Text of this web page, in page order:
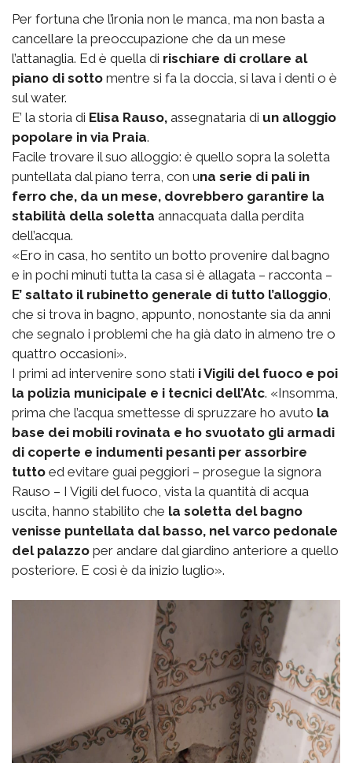
Per fortuna che l’ironia non le manca, ma non basta a
cancellare la preoccupazione che da un mese
l’attanaglia. Ed è quella di rischiare di crollare al
piano di sotto mentre si fa la doccia, si lava i denti o è
sul water.
E’ la storia di Elisa Rauso, assegnataria di un alloggio
popolare in via Praia.
Facile trovare il suo alloggio: è quello sopra la soletta
puntellata dal piano terra, con una serie di pali in
ferro che, da un mese, dovrebbero garantire la
stabilità della soletta annacquata dalla perdita
dell’acqua.
«Ero in casa, ho sentito un botto provenire dal bagno
e in pochi minuti tutta la casa si è allagata – racconta –
E’ saltato il rubinetto generale di tutto l’alloggio
che si trova in bagno, appunto, nonostante sia da anni
che segnalo i problemi che ha già dato in almeno tre o
quattro occasioni».
I primi ad intervenire sono stati i Vigili del fuoco e poi
la polizia municipale e i tecnici dell’Atc. «Insomma,
prima che l’acqua smettesse di spruzzare ho avuto la
base dei mobili rovinata e ho svuotato gli armadi
di coperte e indumenti pesanti per assorbire
tutto ed evitare guai peggiori – prosegue la signora
Rauso – I Vigili del fuoco, vista la quantità di acqua
uscita, hanno stabilito che la soletta del bagno
venisse puntellata dal basso, nel varco pedonale
del palazzo per andare dal giardino anteriore a quello
posteriore. E così è da inizio luglio».